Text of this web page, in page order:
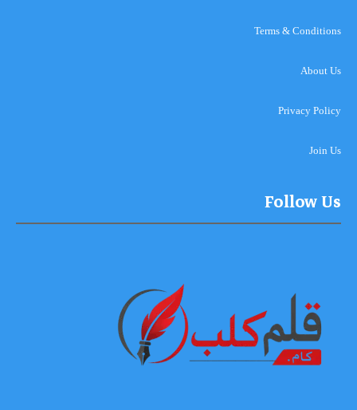
Terms & Conditions
About Us
Privacy Policy
Join Us
Follow Us